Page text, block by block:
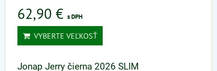
62,90 € s DPH
VYBERTE VEĽKOSŤ
Jonap Jerry čierna 2026 SLIM